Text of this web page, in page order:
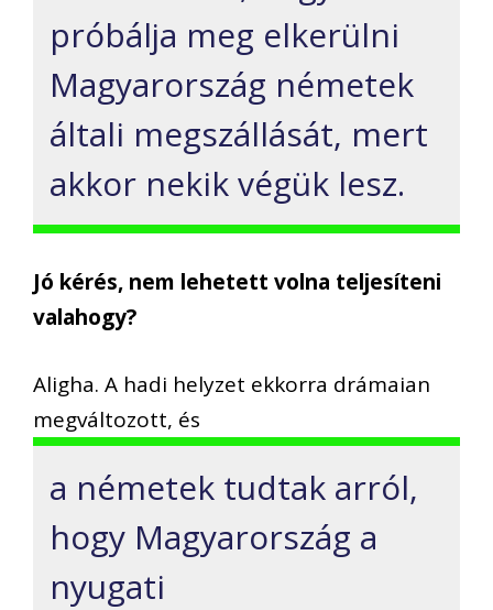
próbálja meg elkerülni
Magyarország németek
általi megszállását, mert
akkor nekik végük lesz.
Jó kérés, nem lehetett volna teljesíteni
valahogy?
Aligha. A hadi helyzet ekkorra drámaian
megváltozott, és
a németek tudtak arról,
hogy Magyarország a
nyugati